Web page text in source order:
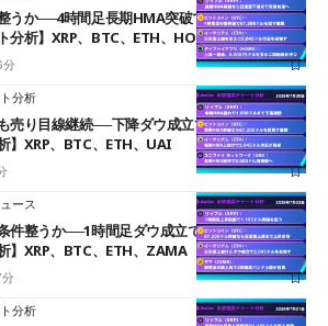
うか──4時間足長期HMA突破で雲下端を目指す
分析】XRP、BTC、ETH、HOME
分
分析
売り目線継続──下降ダウ成立で下値追う展開
】XRP、BTC、ETH、UAI
ース
件整うか──1時間足ダウ成立で1.185ドルを狙う
】XRP、BTC、ETH、ZAMA
分析